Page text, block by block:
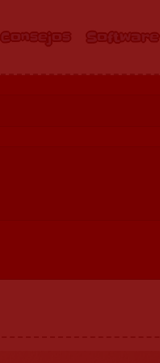
Consejos Software